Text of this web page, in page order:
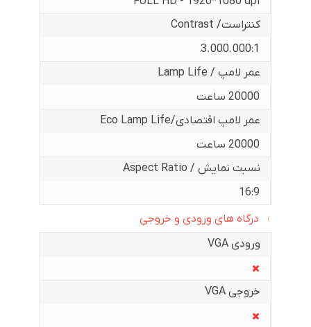
کنتراست/ Contrast
3.000.000:1
عمر لامپ / Lamp Life
20000 ساعت
عمر لامپ اقتصادی/Eco Lamp Life
20000 ساعت
نسبت نمایش / Aspect Ratio
16:9
درگاه های ورودی و خروجی
ورودی VGA
خروجی VGA